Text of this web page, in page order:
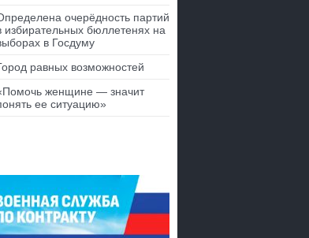
очерёдность партий
избирательных бюллетенях на
в Госдуму
равных возможностей
женщине — значит
ее ситуацию»